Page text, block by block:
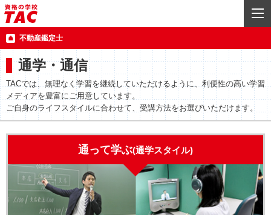
不動産鑑定士
通学・通信
TACでは、無理なく学習を継続していただけるように、利便性の高い学習
メディアを豊富にご用意しています。
ご自身のライフスタイルに合わせて、受講方法をお選びいただけます。
通って学ぶ(通学スタイル)